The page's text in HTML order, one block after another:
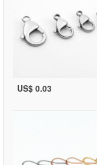
US$ 0.03